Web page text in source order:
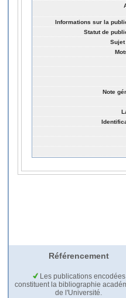
Informations sur la
Statut de
Sujet
Note
Référencement
Les publications encodées
constituent la bibliographie
de l'Université.